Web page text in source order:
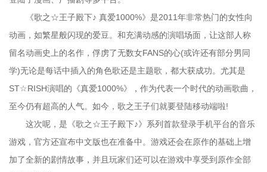
《歌之☆王子殿下♪ 真爱1000%》是2011年非常热门的女性向
动画，如繁星般闪现的爱豆。和充满动感的演唱场面，让这部人称
留名动画史上的名作，俘虏了无数女FANS的心(或许还有部分男同
学)无论是每话中插入的角色歌还是主题歌，都大获成功。尤其是
ST☆RISH演唱的《真爱1000%》，作为代表一个时代的动画歌曲，
至今仍有超高的人气。如今，歌之王子们就要登陆移动端啦!
这次呢，是《歌之☆王子殿下♪》系列首款登录手机平台的音乐
游戏，官方还宣布中文版也在准备中。游戏还会在原作的基础上增
加了全新的剧情故事，并且玩家们还可以在游戏中享受到原作全部